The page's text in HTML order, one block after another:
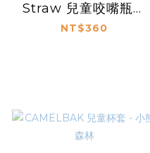
Straw 兒童咬嘴瓶蓋
吸管替換組
NT$360